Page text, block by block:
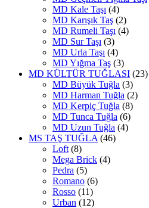
MD Kale Taşı (4)
MD Karışık Taş (2)
MD Rumeli Taşı (4)
MD Sur Taşı (3)
MD Urla Taşı (4)
MD Yığma Taş (3)
MD KÜLTÜR TUĞLASI (23)
MD Büyük Tuğla (3)
MD Harman Tuğla (2)
MD Kerpiç Tuğla (8)
MD Tunca Tuğla (6)
MD Uzun Tuğla (4)
MS TAŞ TUĞLA (46)
Loft (8)
Mega Brick (4)
Pedra (5)
Romano (6)
Rosso (11)
Urban (12)